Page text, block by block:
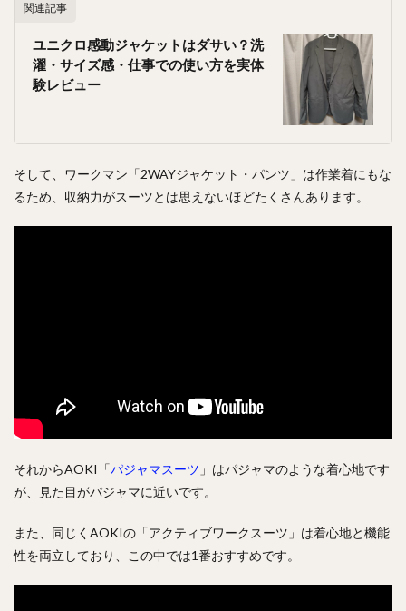
関連記事
ユニクロ感動ジャケットはダサい？洗
濯・サイズ感・仕事での使い方を実体
験レビュー
そして、ワークマン「2WAYジャケット・パンツ」は作業着にもな
るため、収納力がスーツとは思えないほどたくさんあります。
それからAOKI「パジャマスーツ 」はパジャマのような着心地です
が、見た目がパジャマに近いです。
また、同じくAOKIの「アクティブワークスーツ」は着心地と機能
性を両立しており、この中では1番おすすめです。